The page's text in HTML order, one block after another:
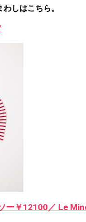
しはこちら。
ー￥12100／ Le